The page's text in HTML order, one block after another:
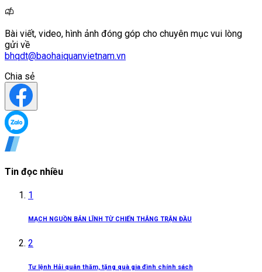
Bài viết, video, hình ảnh đóng góp cho chuyên mục vui lòng
gửi về
bhqdt@baohaiquanvietnam.vn
Chia sẻ
Tin đọc nhiều
1
MẠCH NGUỒN BẢN LĨNH TỪ CHIẾN THẮNG TRẬN ĐẦU
2
Tư lệnh Hải quân thăm, tặng quà gia đình chính sách